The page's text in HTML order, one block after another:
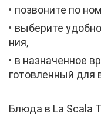
по­зво­ни­те по
вы­бе­ри­те
ния,
в на­зна­чен­ное
го­тов­лен­ный для
Блю­да в La Scala